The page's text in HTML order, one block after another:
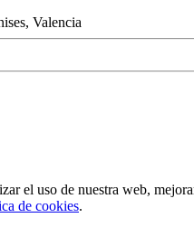
Valencia
el uso de nuestra web,
de cookies.